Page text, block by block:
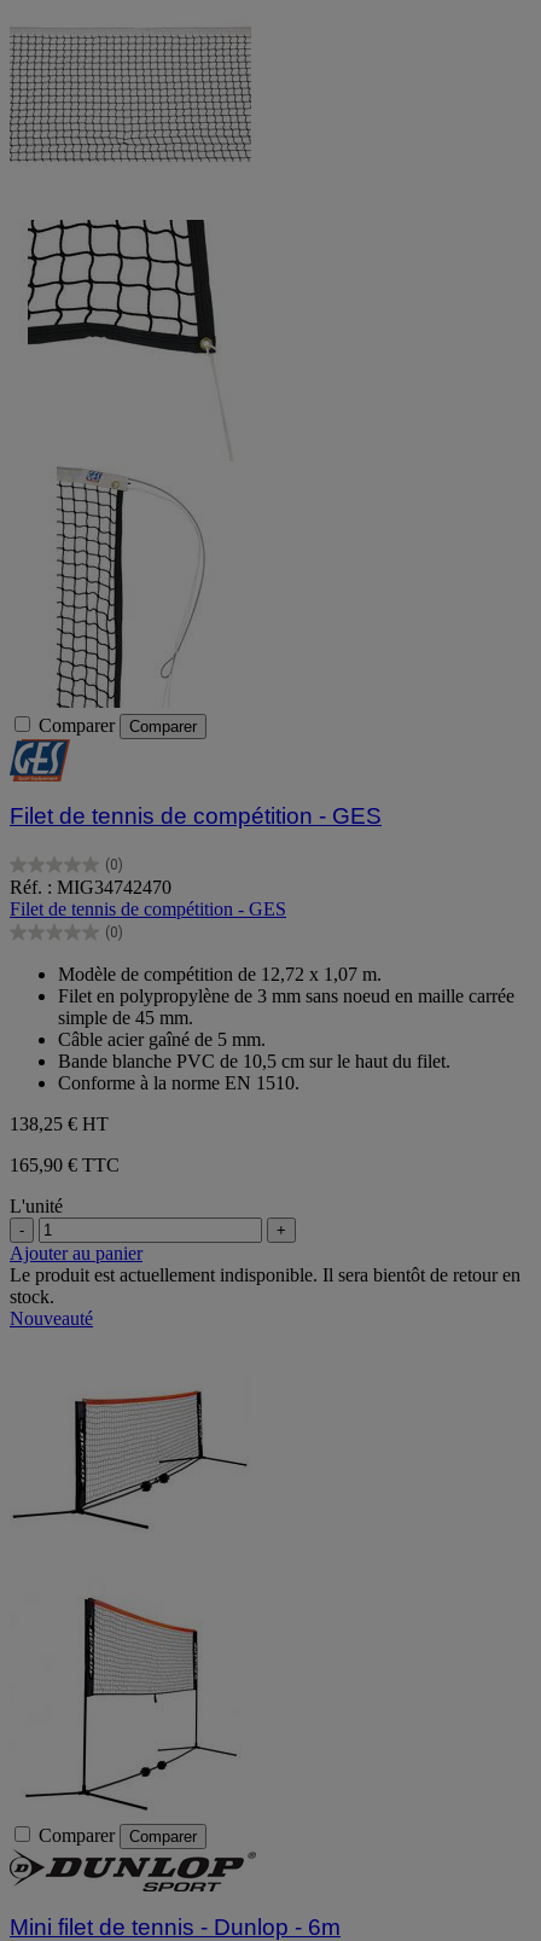
Comparer Comparer
Filet de tennis de compétition - GES
(0)
0.0
sur
5
étoiles.
Réf. : MIG34742470
Filet de tennis de compétition - GES
(0)
0.0
étoiles.
Modèle de compétition de 12,72 x 1,07 m.
Filet en polypropylène de 3 mm sans noeud en maille carrée
simple de 45 mm.
Câble acier gaîné de 5 mm.
Bande blanche PVC de 10,5 cm sur le haut du filet.
Conforme à la norme EN 1510.
138,25 € HT
165,90 € TTC
L'unité
- +
Ajouter au panier
Le produit est actuellement indisponible. Il sera bientôt de retour en
stock.
Nouveauté
Comparer Comparer
Mini filet de tennis - Dunlop - 6m